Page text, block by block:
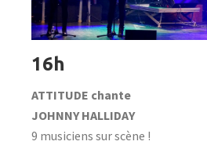
16h
ATTITUDE chante
JOHNNY HALLIDAY
9 musiciens sur scène !